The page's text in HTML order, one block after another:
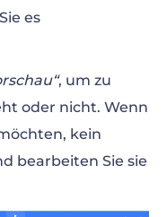
es
, um zu
oder nicht. Wenn
kein
bearbeiten Sie sie